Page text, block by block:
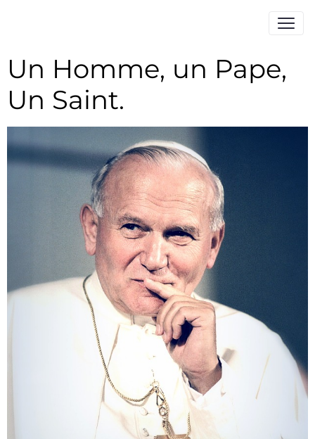
Un Homme, un Pape,
Un Saint.